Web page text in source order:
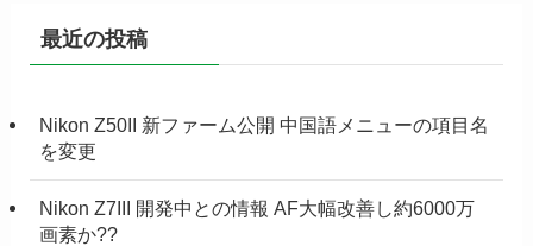
最近の投稿
Nikon Z50II 新ファーム公開 中国語メニューの項目名
を変更
Nikon Z7III 開発中との情報 AF大幅改善し約6000万
画素か??